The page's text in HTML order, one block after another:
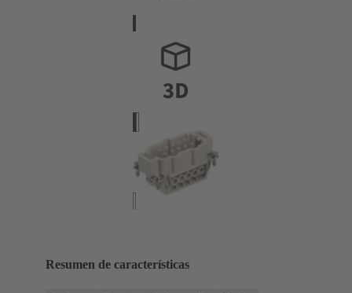
Resumen de características